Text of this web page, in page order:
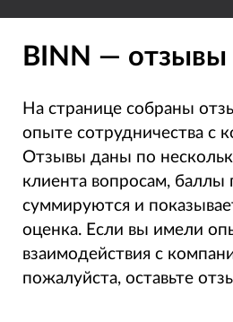
BINN — отзывы
На странице собраны
опыте сотрудничества с
Отзывы даны по
клиента вопросам, баллы
суммируются и
оценка. Если вы имели
взаимодействия с
пожалуйста, оставьте